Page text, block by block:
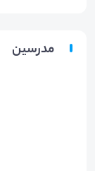
مدرسین